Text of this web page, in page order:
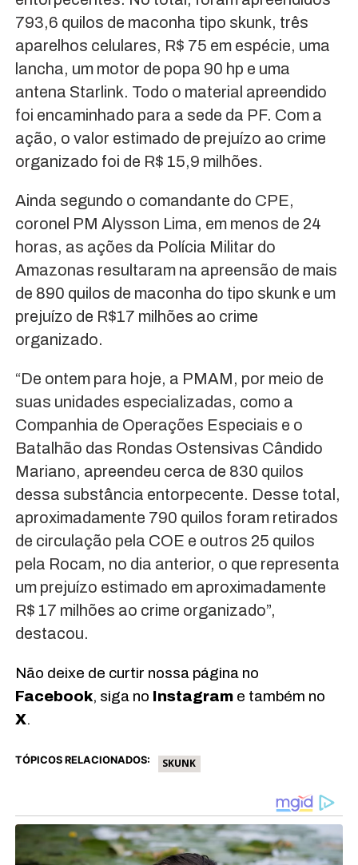
793,6 quilos de maconha tipo skunk, três
aparelhos celulares, R$ 75 em espécie, uma
lancha, um motor de popa 90 hp e uma
antena Starlink. Todo o material apreendido
foi encaminhado para a sede da PF. Com a
ação, o valor estimado de prejuízo ao crime
organizado foi de R$ 15,9 milhões.
Ainda segundo o comandante do CPE,
coronel PM Alysson Lima, em menos de 24
horas, as ações da Polícia Militar do
Amazonas resultaram na apreensão de mais
de 890 quilos de maconha do tipo skunk e um
prejuízo de R$17 milhões ao crime
organizado.
“De ontem para hoje, a PMAM, por meio de
suas unidades especializadas, como a
Companhia de Operações Especiais e o
Batalhão das Rondas Ostensivas Cândido
Mariano, apreendeu cerca de 830 quilos
dessa substância entorpecente. Desse total,
aproximadamente 790 quilos foram retirados
de circulação pela COE e outros 25 quilos
pela Rocam, no dia anterior, o que representa
um prejuízo estimado em aproximadamente
R$ 17 milhões ao crime organizado”,
destacou.
Não deixe de curtir nossa página no
Facebook, siga no Instagrame também no
X.
TÓPICOS RELACIONADOS: SKUNK